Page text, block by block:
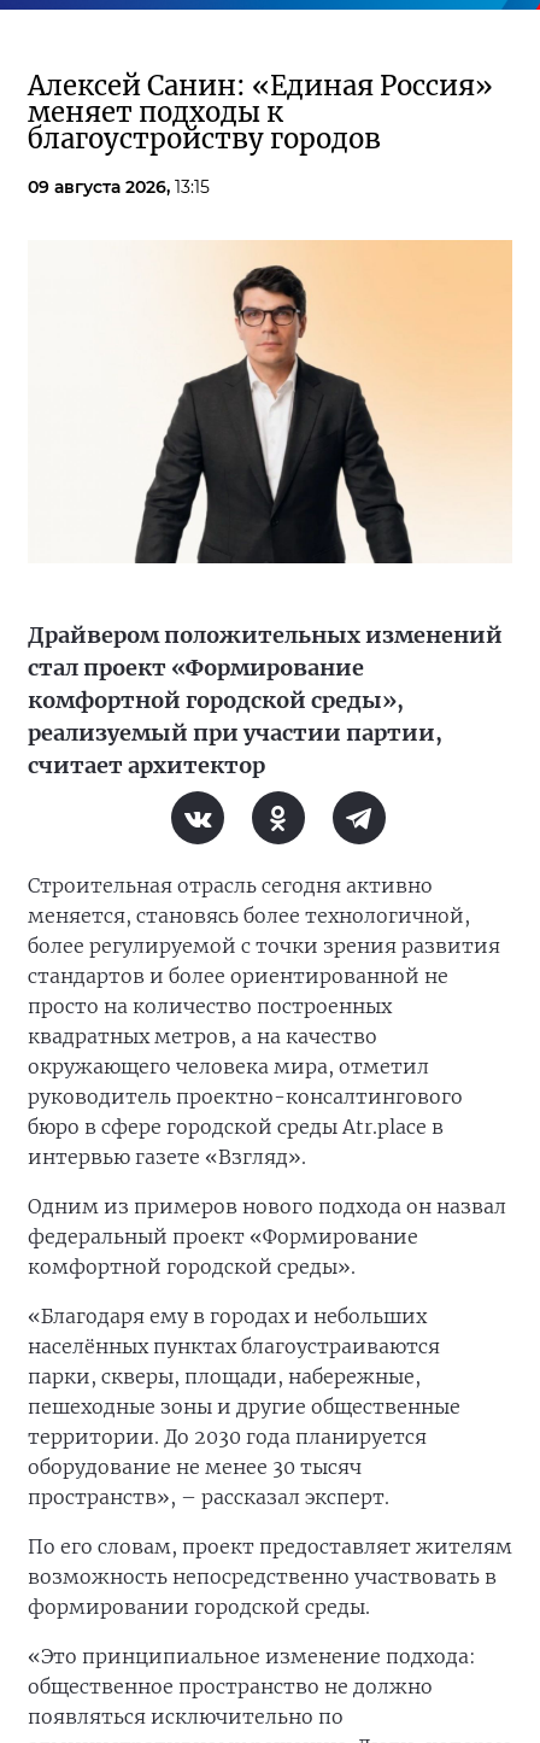
Алексей Санин: «Единая Россия»
меняет подходы к
благоустройству городов
09 августа 2026, 13:15
Драйвером положительных изменений
стал проект «Формирование
комфортной городской среды»,
реализуемый при участии партии,
считает архитектор
Строительная отрасль сегодня активно
меняется, становясь более технологичной,
более регулируемой с точки зрения развития
стандартов и более ориентированной не
просто на количество построенных
квадратных метров, а на качество
окружающего человека мира, отметил
руководитель проектно-консалтингового
бюро в сфере городской среды Atr.place в
интервью газете «Взгляд».
Одним из примеров нового подхода он назвал
федеральный проект «Формирование
комфортной городской среды».
«Благодаря ему в городах и небольших
населённых пунктах благоустраиваются
парки, скверы, площади, набережные,
пешеходные зоны и другие общественные
территории. До 2030 года планируется
оборудование не менее 30 тысяч
пространств», – рассказал эксперт.
По его словам, проект предоставляет жителям
возможность непосредственно участвовать в
формировании городской среды.
«Это принципиальное изменение подхода:
общественное пространство не должно
появляться исключительно по